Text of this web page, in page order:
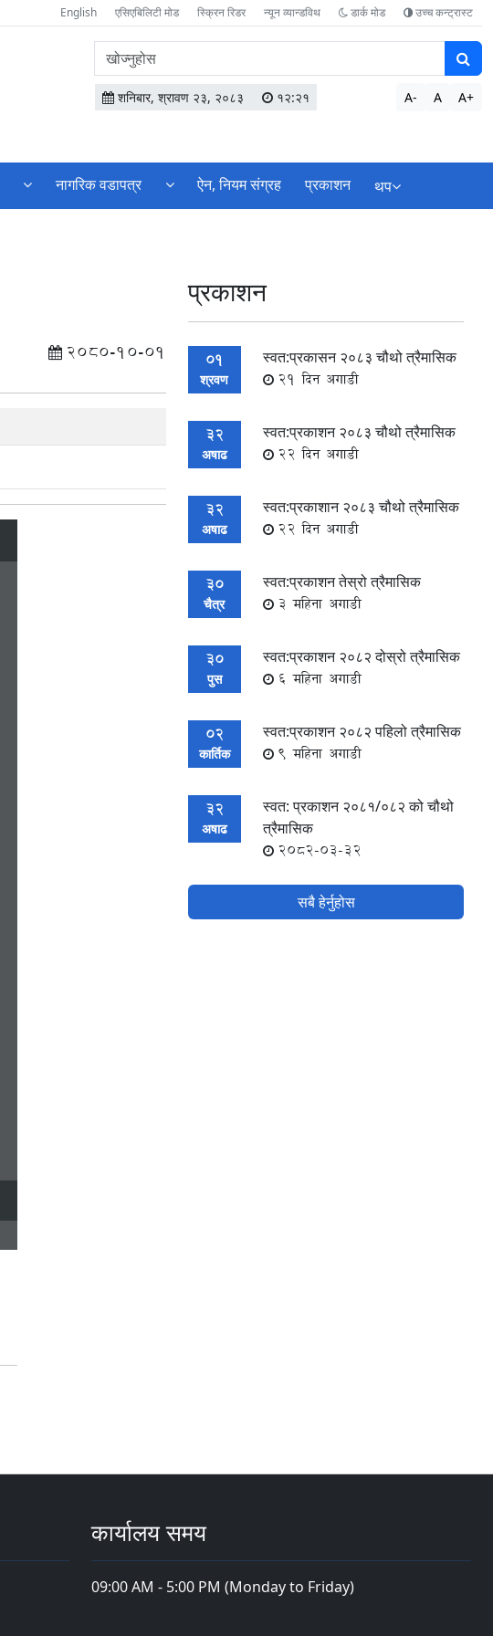
English एसिएबिलिटी मोड स्क्रिन रिडर न्यून व्यान्डविथ डार्क मोड उच्च कन्ट्रास्ट
वेबसाइटमा
सामग्री
खोज्नुहोस
शनिबार, श्रावण २३, २०८३ १२:२१ A- A A+
नागरिक वडापत्र ऐन, नियम संग्रह प्रकाशन थप
2080-10-01
प्रकाशन
01
श्रवण
स्वत:प्रकासन २०८३ चौथो त्रैमासिक
21 दिन अगाडी
32
अषाढ
स्वत:प्रकाशन २०८३ चौथो त्रैमासिक
22 दिन अगाडी
32
अषाढ
स्वत:प्रकाशान २०८३ चौथो त्रैमासिक
22 दिन अगाडी
30
चैत्र
स्वत:प्रकाशन तेस्रो त्रैमासिक
3 महिना अगाडी
30
पुस
स्वत:प्रकाशन २०८२ दोस्रो त्रैमासिक
6 महिना अगाडी
02
कार्तिक
स्वत:प्रकाशन २०८२ पहिलो त्रैमासिक
9 महिना अगाडी
32
अषाढ
स्वत: प्रकाशन २०८१/०८२ को चौथो
त्रैमासिक
2082-03-32
सबै हेर्नुहोस
कार्यालय समय
09:00 AM - 5:00 PM (Monday to Friday)